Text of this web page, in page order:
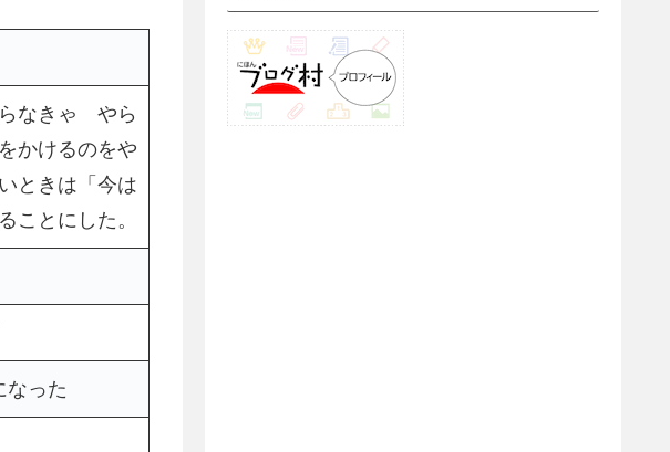
なきゃ やら
かけるのをや
ときは「今は
ことにした。
なった